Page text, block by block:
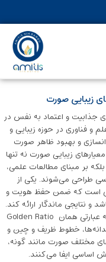
زیبایی صورت
جذابیت و اعتماد به‌ نفس در
و فناوری در حوزه زیبایی و
و بهبود ظاهر صورت
زیبایی صورت نه تنها
بر مبنای مطالعات علمی،
طراحی می‌شوند. یکی از
است که ضمن حفظ هویت و
و نتایجی ماندگار ارائه کند.
معیارهایی چون تقارن چهره، نسبت طلایی یا به عبارتی همان Golden Ratio
خطوط ظریف و چین‌ و
مختلف صورت مانند گونه،
اساسی ایفا می‌کنند.